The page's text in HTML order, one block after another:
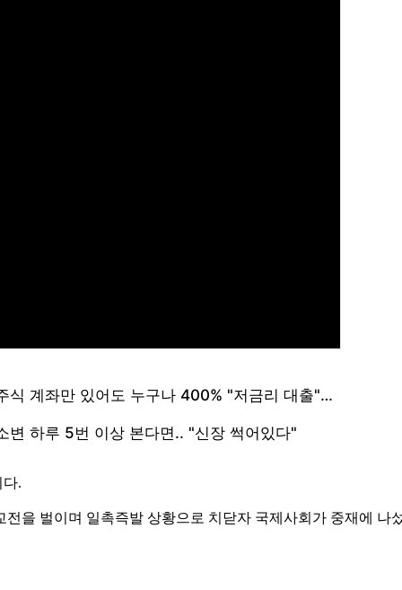
.
을 벌이며 일촉즉발 상황으로 치닫자 국제사회가 중재에 나